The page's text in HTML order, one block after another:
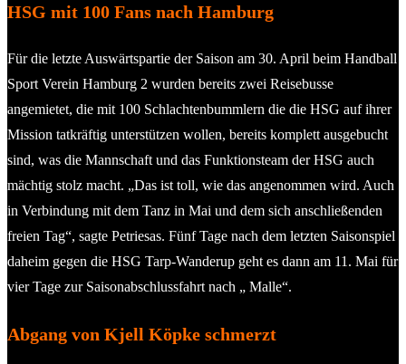
HSG mit 100 Fans nach Hamburg
Für die letzte Auswärtspartie der Saison am 30. April beim Handball
Sport Verein Hamburg 2 wurden bereits zwei Reisebusse
angemietet, die mit 100 Schlachtenbummlern die die HSG auf ihrer
Mission tatkräftig unterstützen wollen, bereits komplett ausgebucht
sind, was die Mannschaft und das Funktionsteam der HSG auch
mächtig stolz macht. „Das ist toll, wie das angenommen wird. Auch
in Verbindung mit dem Tanz in Mai und dem sich anschließenden
freien Tag“, sagte Petriesas. Fünf Tage nach dem letzten Saisonspiel
daheim gegen die HSG Tarp-Wanderup geht es dann am 11. Mai für
vier Tage zur Saisonabschlussfahrt nach „ Malle“.
Abgang von Kjell Köpke schmerzt